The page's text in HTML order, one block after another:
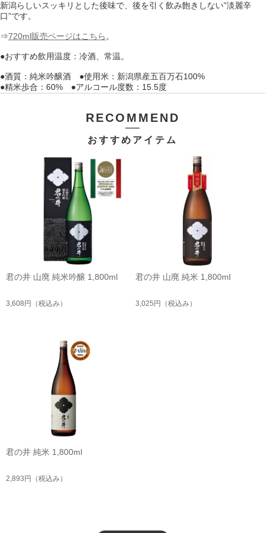
新潟らしいスッキリとした後味で、後を引く飲み飽きしない”淡麗辛
口”です。
⇒720ml販売ページはこちら。
●おすすめ飲用温度：冷酒、常温。
●酒質：純米吟醸酒 ●使用米：新潟県産五百万石100%
●精米歩合：60% ●アルコール度数：15.5度
RECOMMEND
おすすめアイテム
君の井 山廃 純米吟醸 1,800ml
3,608円 （税込み）
君の井 山廃 純米 1,800ml
3,025円 （税込み）
君の井 純米 1,800ml
2,893円 （税込み）